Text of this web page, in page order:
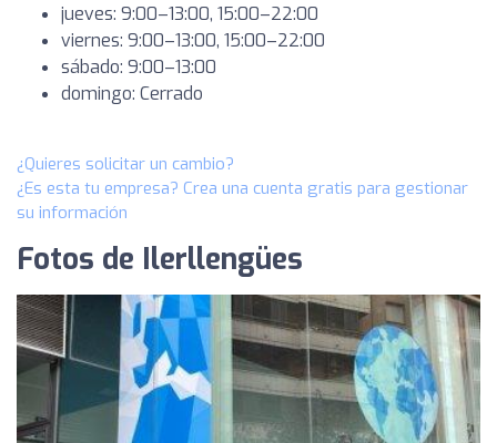
jueves: 9:00–13:00, 15:00–22:00
viernes: 9:00–13:00, 15:00–22:00
sábado: 9:00–13:00
domingo: Cerrado
¿Quieres solicitar un cambio?
¿Es esta tu empresa? Crea una cuenta gratis para gestionar
su información
Fotos de Ilerllengües